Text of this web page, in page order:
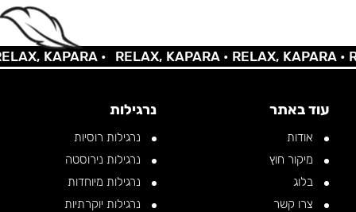
KAPARA • RELAX, KAPARA •RELAX, KAPARA •
עוד באתר
אודות
מיקור חוץ
בלוג
צרו קשר
נרגילות
נרגילות רוסיות
נרגילות נירוסטה
נרגילות מיוחדות
נרגילות יוקרתיות